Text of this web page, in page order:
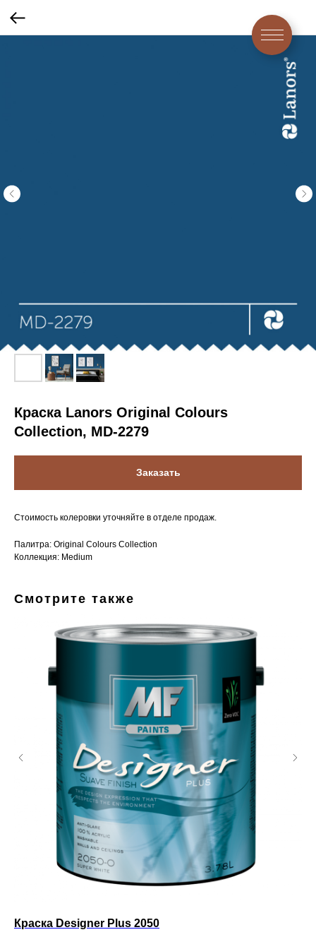
Краска Lanors Original Colours
Collection, MD-2279
Заказать
Стоимость колеровки уточняйте в отделе продаж.
Палитра: Original Colours Collection
Коллекция: Medium
Смотрите также
Краска Designer Plus 2050